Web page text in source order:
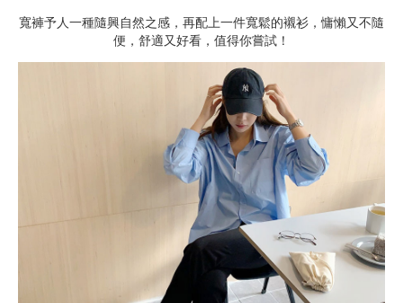
寬褲予人一種隨興自然之感，再配上一件寬鬆的襯衫，慵懶又不隨
便，舒適又好看，值得你嘗試！